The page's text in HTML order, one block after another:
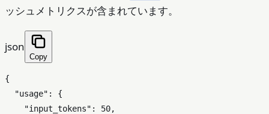
ッシュメトリクスが含まれています。
json
Copy
{
"usage" :
{
"input_tokens" : 50,